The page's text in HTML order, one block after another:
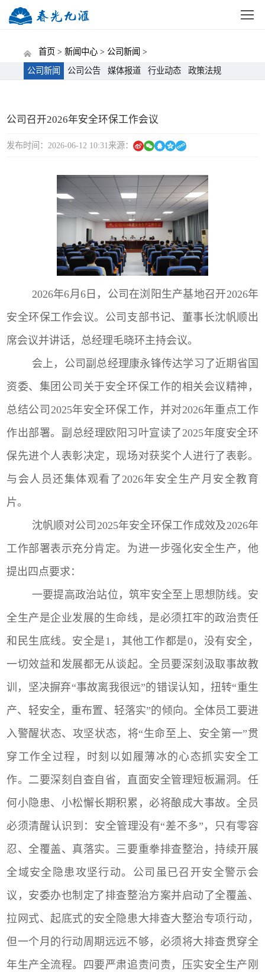
首页 > 新闻中心 > 公司新闻 >
公司新闻
公司公告 媒体报道 行业动态 政策法规
公司召开2026年安全环保工作会议
发布时间：2026-06-12 10:31来源：
2026年6月6日，公司在浏阳生产基地召开2026年
安全环保工作会议。公司支部书记、董事长沈帆顺出
席会议并讲话，总经理毛晓环主持会议。
会上，公司副总经理康永锋传达学习了近期省国
资委、集团公司关于安全环保工作的相关会议精神，
总结公司 2025年安全环保工作，并对2026年重点工作
作出部署。副总经理欧阳习叶宣读了2025年度安全环
保先进个人表彰决定，现场对获奖个人进行了表彰。
与会人员还集体观看了2026年安全生产月安全教育
片。
沈帆顺对公司 2025年安全环保工作成效及2026年
工作部署表示充分肯定。为进一步强化安全生产，他
提出四点要求：
一要提高政治站位，筑牢安全至上思想防线。 安
全生产是企业发展的生命线，是必须扛牢的政治责任
和民生底线。安全是1，其他工作都是0，没有安全，
一切效益和发展都无从谈起。全员要深刻汲取事故教
训，坚决摒弃“事故离我很远”的错误认知，扭转“重生
产、轻安全，重布置、轻落实”的倾向。全体员工要进
入警醒状态、攻坚状态，将“生命至上、安全第一”贯
穿工作全过程，时刻以如履薄冰的心态抓实安全工
作。 二要深刻自查自省，直面安全管理短板漏洞。 任
何小隐患、小松懈长期积累，必将酿成大事故。全员
必须清醒认识到：安全管理没有“差不多”，只有零容
忍、全覆盖、真落实。三要重拳排查整治，持续开展
全域安全隐患攻坚行动。 公司虽已召开安全警示会
议，安委办也制定了排查整治方案并启动了全覆盖、
拉网式、起底式的安全隐患大排查大整治专项行动，
但一个月的行动周期远远不够，必须将大排查贯穿全
年生产全流程。 四要严肃追责问责，压实安全生产刚